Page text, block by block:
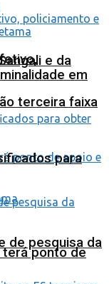
e da
terceira faixa
terá ponto de
em
para
de pesquisa da